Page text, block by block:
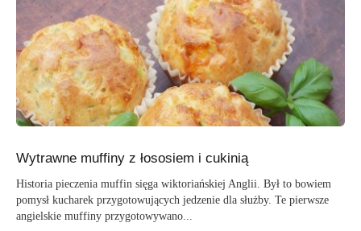
Wytrawne muffiny z łososiem i cukinią
Historia pieczenia muffin sięga wiktoriańskiej Anglii. Był to bowiem
pomysł kucharek przygotowujących jedzenie dla służby. Te pierwsze
angielskie muffiny przygotowywano...